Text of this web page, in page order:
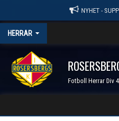
NYHET -
HERRAR
Fotboll Herrar Div